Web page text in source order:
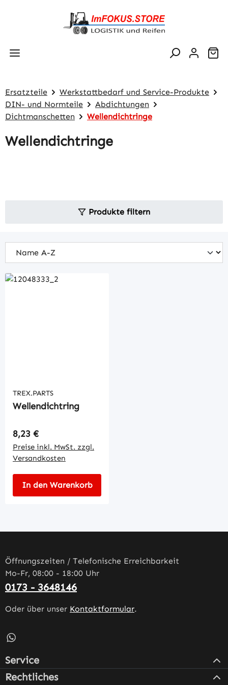
Zum Hauptinhalt springen
Ersatzteile
Werkstattbedarf und Service-Produkte
DIN- und Normteile
Abdichtungen
Dichtmanschetten
Wellendichtringe
Wellendichtringe
Produkte filtern
TREX.PARTS
Wellendichtring
Regulärer Preis:
8,23 €
Preise inkl. MwSt. zzgl.
Versandkosten
In den Warenkorb
Öffnungszeiten / Telefonische Erreichbarkeit
Mo-Fr, 08:00 - 18:00 Uhr
0173 - 3648146
Oder über unser Kontaktformular.
Schreib uns auf WhatsApp – öffnet in neuem Tab
Service
Rechtliches